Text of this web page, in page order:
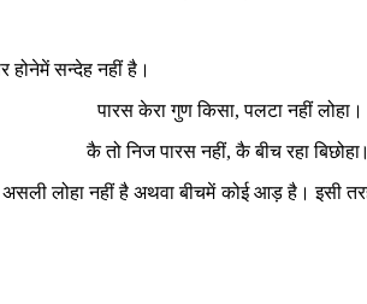
होनेमें सन्देह नहीं है।
पारस केरा गुण किसा, पलटा नहीं लोहा।
कै तो निज पारस नहीं, कै बीच रहा
लोहा नहीं है अथवा बीचमें कोई आड़ है। इसी